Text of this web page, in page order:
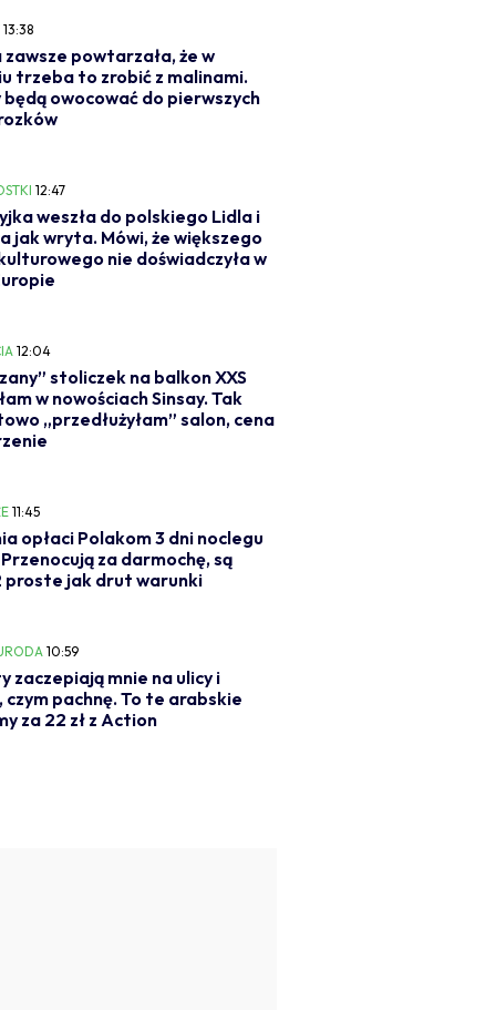
13:38
zawsze powtarzała, że w
trzeba to zrobić z malinami.
owocować do pierwszych
12:47
weszła do polskiego Lidla i
jak wryta. Mówi, że większego
nie doświadczyła w
12:04
stoliczek na balkon XXS
w nowościach Sinsay. Tak
„przedłużyłam” salon, cena
11:45
opłaci Polakom 3 dni noclegu
za darmochę, są
proste jak drut warunki
10:59
zaczepiają mnie na ulicy i
czym pachnę. To te arabskie
za 22 zł z Action